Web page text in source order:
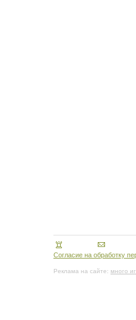
Согласие на обработку
Реклама на сайте: много